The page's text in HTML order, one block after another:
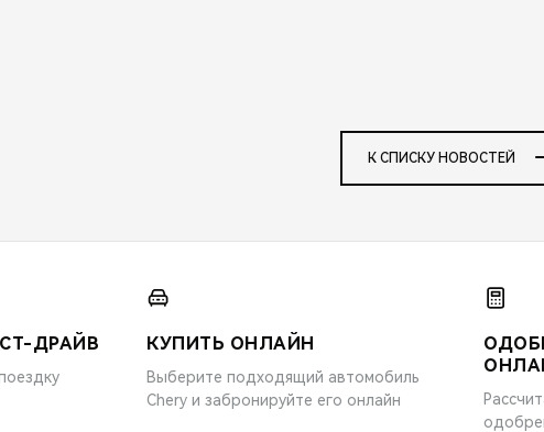
К СПИСКУ НОВОСТЕЙ
ДРАЙВ КУПИТЬ ОНЛАЙН
Выберите подходящий автомобиль
Chery и забронируйте его онлайн